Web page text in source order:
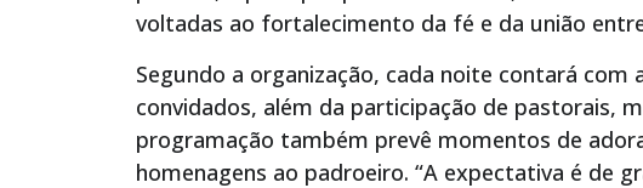
voltadas ao fortalecimento da fé e da união
Segundo a organização, cada noite contará com
convidados, além da participação de pastorais,
programação também prevê momentos de
homenagens ao padroeiro. “A expectativa é de